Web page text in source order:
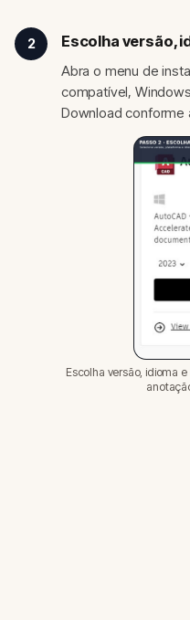
2 Escolha versão,
Abra o menu de
compatível,
Download conforme
Escolha versão, idioma